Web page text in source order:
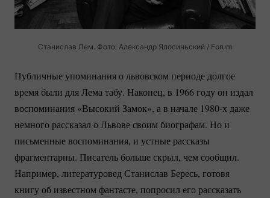
Станислав Лем. Фото: Александр Ялосиньский / Forum
Публичные упоминания о львовском периоде долгое
время были для Лема табу. Наконец, в 1966 году он издал
воспоминания «Высокий Замок», а в начале 1980-х даже
немного рассказал о Львове своим биографам. Но и
письменные воспоминания, и устные рассказы
фрагментарны. Писатель больше скрыл, чем сообщил.
Например, литературовед Станислав Бересь, готовя
книгу об известном фантасте, попросил его рассказать